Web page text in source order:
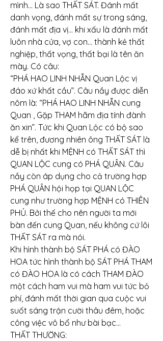
mình... Là sao THẤT SÁT. Đánh mất
danh vọng, đánh mất sự trong sáng,
đánh mất địa vị… khi xấu là đánh mất
luôn nhà cửa, vợ con… thành kẻ thất
nghiệp, thất vọng, thất bại là tên ăn
mày. Có câu:
“PHÁ HAO LINH NHẪN Quan Lộc vị
đáo xứ khất cầu”. Câu nầy được diễn
nôm là: “PHÁ HAO LINH NHẪN cung
Quan , Gặp THAM hãm địa tính đành
ăn xin”. Tức khi Quan Lộc có bộ sao
kể trên, đương nhiên ông THẤT SÁT là
dễ bị nhất khi MỆNH có THẤT SÁT thì
QUAN LỘC cung có PHÁ QUÂN. Câu
nầy còn áp dụng cho cả trường hợp
PHÁ QUÂN hội họp tại QUAN LỘC
cung như trường hợp MỆNH có THIÊN
PHỦ. Bởi thế cho nên người ta mới
bàn đến cung Quan, nếu không cứ lôi
THẤT SÁT ra mà nói.
Khi hình thành bộ SÁT PHÁ có ĐÀO
HOA tức hình thành bộ SÁT PHÁ THAM
có ĐÀO HOA là có cách THAM ĐÀO
một cách ham vui mà ham vui tức bỏ
phí, đánh mất thời gian qua cuộc vui
suốt sáng trận cười thâu đêm, hoặc
công việc vô bổ như bài bạc…
THẤT THƯỜNG: